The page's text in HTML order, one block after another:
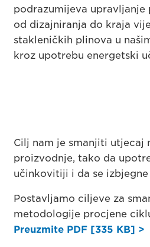
podrazumijeva
od dizajniranja do kraja
stakleničkih plinova u
kroz upotrebu energetski
Cilj nam je smanjiti utjecaj
proizvodnje, tako da
učinkovitiji i da se
Postavljamo ciljeve za
metodologije procjene
Preuzmite PDF [335 KB] >